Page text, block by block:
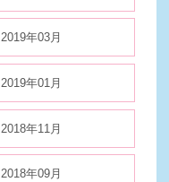
2019年03月
2019年01月
2018年11月
2018年09月